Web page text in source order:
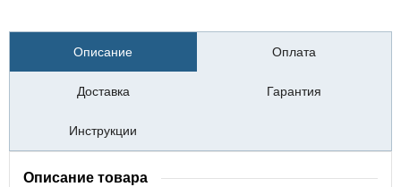
Описание Оплата
Доставка Гарантия
Инструкции
Описание товара